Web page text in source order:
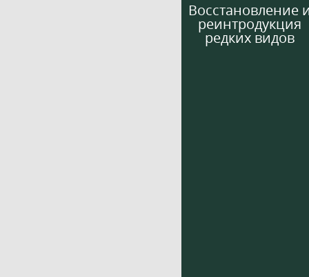
Восстановление
реинтродукция
редких видов